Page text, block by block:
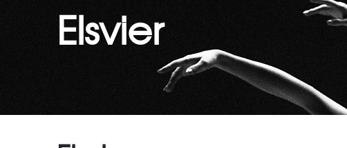
Elsvier